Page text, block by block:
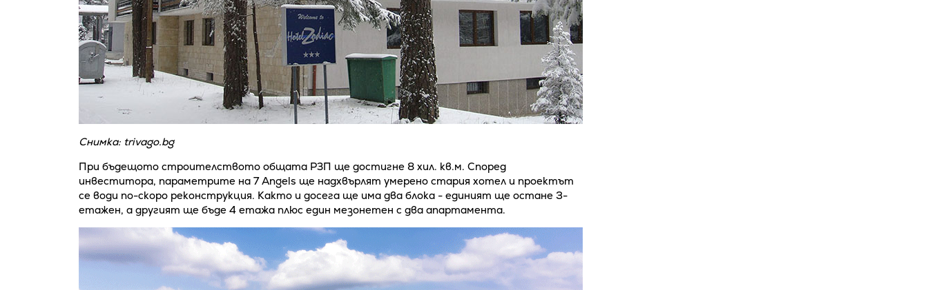
Снимка: trivago.bg
При бъдещото строителството общата РЗП ще достигне 8 хил. кв.м. Според
инвеститора, параметрите на 7 Angels ще надхвърлят умерено стария хотел и проектът
се води по-скоро реконструкция. Както и досега ще има два блока - единият ще остане 3-
етажен, а другият ще бъде 4 етажа плюс един мезонетен с два апартамента.